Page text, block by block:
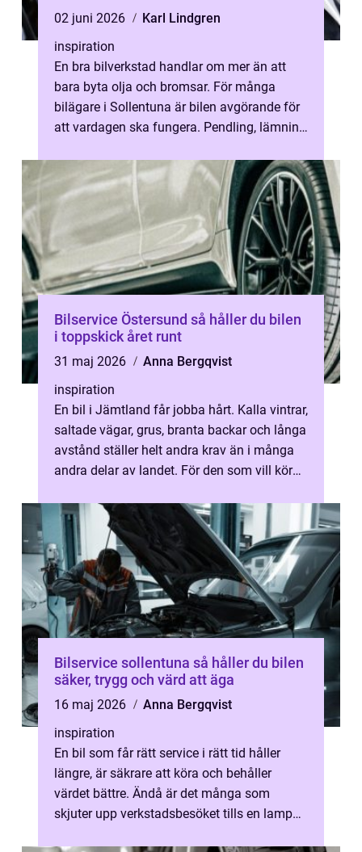
02 juni 2026
Karl Lindgren
inspiration
En bra bilverkstad handlar om mer än att
bara byta olja och bromsar. För många
bilägare i Sollentuna är bilen avgörande för
att vardagen ska fungera. Pendling, lämning
Bilservice Östersund så håller du bilen
i toppskick året runt
31 maj 2026
Anna Bergqvist
inspiration
En bil i Jämtland får jobba hårt. Kalla vintrar,
saltade vägar, grus, branta backar och långa
avstånd ställer helt andra krav än i många
andra delar av landet. För den som vill köra
Bilservice sollentuna så håller du bilen
säker, trygg och värd att äga
16 maj 2026
Anna Bergqvist
inspiration
En bil som får rätt service i rätt tid håller
längre, är säkrare att köra och behåller
värdet bättre. Ändå är det många som
skjuter upp verkstadsbesöket tills en lampa